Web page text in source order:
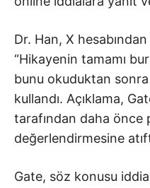
Dr. Han, X hesabından
“Hikayenin tamamı
bunu okuduktan
kullandı. Açıklama,
tarafından daha önce
değerlendirmesine
Gate, söz konusu